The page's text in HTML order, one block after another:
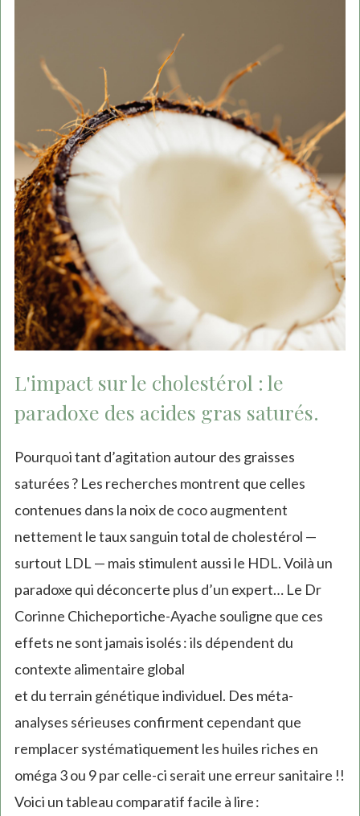
L'impact sur le cholestérol : le
paradoxe des acides gras saturés.
Pourquoi tant d’agitation autour des graisses
saturées ? Les recherches montrent que celles
contenues dans la noix de coco augmentent
nettement le taux sanguin total de cholestérol —
surtout LDL — mais stimulent aussi le HDL. Voilà un
paradoxe qui déconcerte plus d’un expert… Le Dr
Corinne Chicheportiche-Ayache souligne que ces
effets ne sont jamais isolés : ils dépendent du
contexte alimentaire global
et du terrain génétique individuel. Des méta-
analyses sérieuses confirment cependant que
remplacer systématiquement les huiles riches en
oméga 3 ou 9 par celle-ci serait une erreur sanitaire !!
Voici un tableau comparatif facile à lire :